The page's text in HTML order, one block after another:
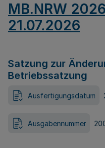
MB.NRW
21.07.2026
Satzung zur
Betriebssatzung
Ausfertigungsdatum
Ausgabennummer